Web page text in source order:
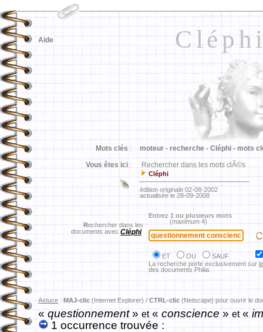
Aide
Mots clés : moteur - recherche - Cléphi - mots
Vous êtes ici : Rechercher dans les mots clÃ©s
Cléphi
édition originale 02-08-2002
actualisée le 28-09-2008
Rechercher dans les
documents avec Cléphi
Entrez 1 ou plusieurs mots
(maximum 4)
ET OU
SAUF
La recherche porte exclusivement sur
des documents Philia.
Astuce : MAJ-clic (Internet Explorer) / CTRL-clic (Netscape) pour ouvrir le
«questionnement» et« conscience » et«
1 occurrence trouvée :